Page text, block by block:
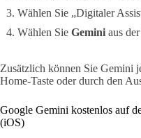
Wählen Sie „Digitaler
Wählen Sie Gemini aus
Zusätzlich können Sie Gemini
Home-Taste oder durch den
Google Gemini kostenlos auf
(iOS)